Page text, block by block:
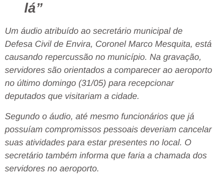
lá”
Um áudio atribuído ao secretário municipal de
Defesa Civil de Envira, Coronel Marco Mesquita, está
causando repercussão no município. Na gravação,
servidores são orientados a comparecer ao aeroporto
no último domingo (31/05) para recepcionar
deputados que visitariam a cidade.
Segundo o áudio, até mesmo funcionários que já
possuíam compromissos pessoais deveriam cancelar
suas atividades para estar presentes no local. O
secretário também informa que faria a chamada dos
servidores no aeroporto.